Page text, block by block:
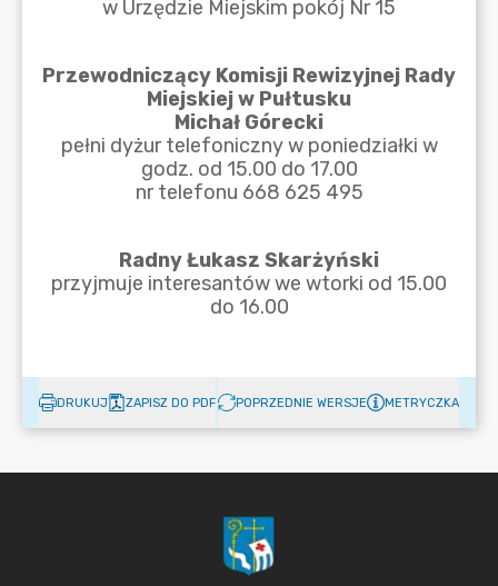
DRUKUJ ZAPISZ DO PDF POPRZEDNIE WERSJE METRYCZKA